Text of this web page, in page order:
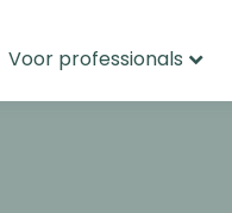
Voor professionals